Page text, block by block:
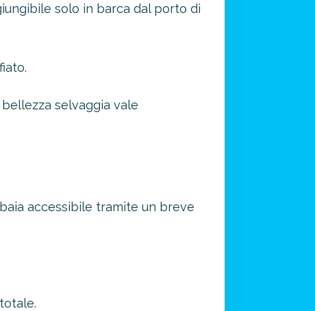
solo in barca dal porto di
bellezza selvaggia vale
accessibile tramite un breve